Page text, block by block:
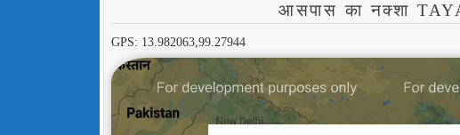
आसपास का नक्शा
GPS: 13.982063,99.27944